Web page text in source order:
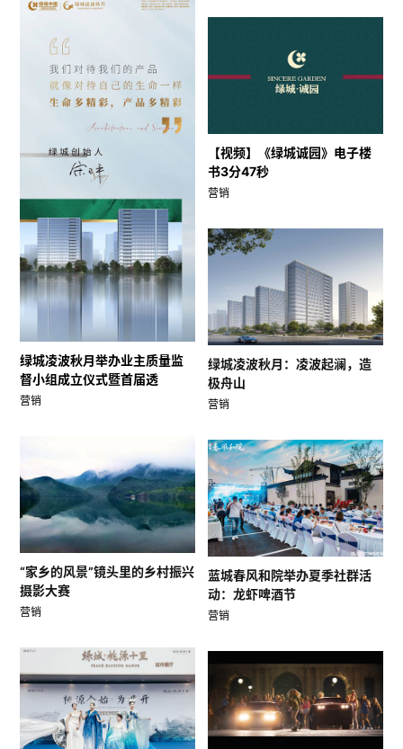
绿城凌波秋月举办业主质量监
督小组成立仪式暨首届透
营销
【视频】《绿城诚园》电子楼
书3分47秒
营销
绿城凌波秋月：凌波起澜，造
极舟山
营销
“家乡的风景”镜头里的乡村振兴
摄影大赛
营销
蓝城春风和院举办夏季社群活
动：龙虾啤酒节
营销